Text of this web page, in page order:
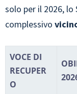
solo per il 2026,
complessivo
VOCE DI
RECUPER
O